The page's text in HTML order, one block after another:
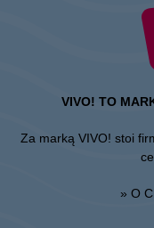
VIVO! TO
Za marką VIVO! stoi
» O